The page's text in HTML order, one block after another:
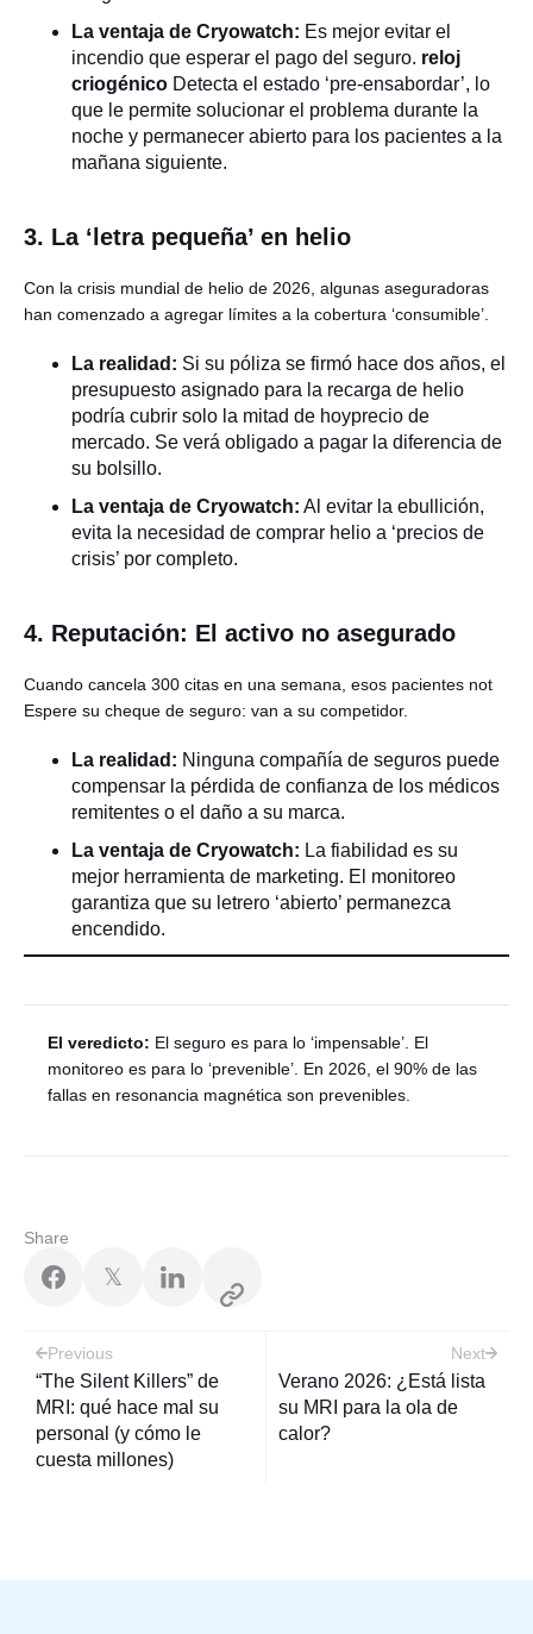
La ventaja de Cryowatch: Es mejor evitar el
incendio que esperar el pago del seguro. reloj
criogénico Detecta el estado ‘pre-ensabordar’, lo
que le permite solucionar el problema durante la
noche y permanecer abierto para los pacientes a la
mañana siguiente.
3. La ‘letra pequeña’ en helio
Con la crisis mundial de helio de 2026, algunas aseguradoras
han comenzado a agregar límites a la cobertura ‘consumible’.
La realidad: Si su póliza se firmó hace dos años, el
presupuesto asignado para la recarga de helio
podría cubrir solo la mitad de hoyprecio de
mercado. Se verá obligado a pagar la diferencia de
su bolsillo.
La ventaja de Cryowatch: Al evitar la ebullición,
evita la necesidad de comprar helio a ‘precios de
crisis’ por completo.
4. Reputación: El activo no asegurado
Cuando cancela 300 citas en una semana, esos pacientes not
Espere su cheque de seguro: van a su competidor.
La realidad: Ninguna compañía de seguros puede
compensar la pérdida de confianza de los médicos
remitentes o el daño a su marca.
La ventaja de Cryowatch: La fiabilidad es su
mejor herramienta de marketing. El monitoreo
garantiza que su letrero ‘abierto’ permanezca
encendido.
El veredicto: El seguro es para lo ‘impensable’. El
monitoreo es para lo ‘prevenible’. En 2026, el 90% de las
fallas en resonancia magnética son prevenibles.
Share
𝕏
Post
navigation
Previous
“The Silent Killers” de
MRI: qué hace mal su
personal (y cómo le
cuesta millones)
Next
Verano 2026: ¿Está lista
su MRI para la ola de
calor?